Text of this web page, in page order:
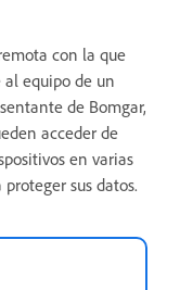
con la que
equipo de un
de Bomgar,
acceder de
en varias
sus datos.